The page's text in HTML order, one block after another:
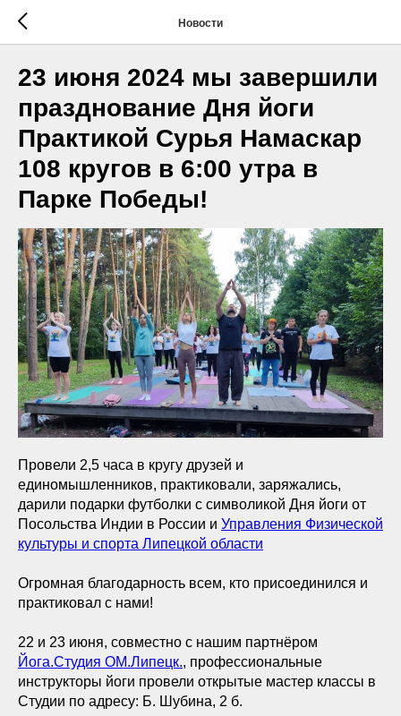
Новости
23 июня 2024 мы завершили
празднование Дня йоги
Практикой Сурья Намаскар
108 кругов в 6:00 утра в
Парке Победы!
Провели 2,5 часа в кругу друзей и
единомышленников, практиковали, заряжались,
дарили подарки футболки с символикой Дня йоги от
Посольства Индии в России и Управления Физической
культуры и спорта Липецкой области
Огромная благодарность всем, кто присоединился и
практиковал с нами!
22 и 23 июня, совместно с нашим партнёром
Йога.Студия ОМ.Липецк., профессиональные
инструкторы йоги провели открытые мастер классы в
Студии по адресу: Б. Шубина, 2 б.